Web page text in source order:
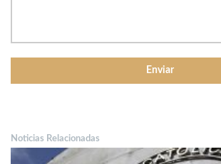
Noticias Relacionadas